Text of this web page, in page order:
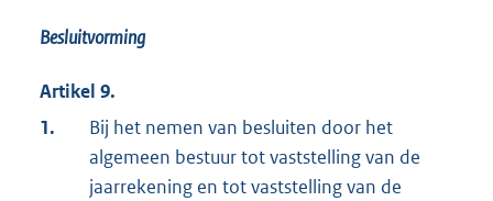
Besluitvorming
Artikel 9.
1.
Bij het nemen van besluiten door het
algemeen bestuur tot vaststelling van de
jaarrekening en tot vaststelling van de